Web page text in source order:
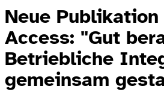
Neue
Access: "Gut
Betriebliche
gemeinsam